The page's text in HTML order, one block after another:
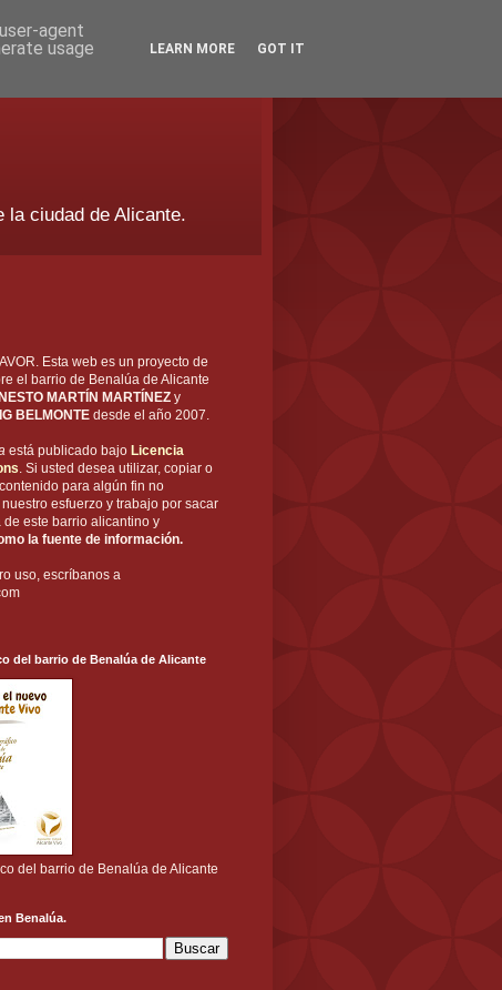
la ciudad de Alicante.
Esta web es un proyecto de
el barrio de Benalúa de Alicante
MARTÍN MARTÍNEZ y
BELMONTE desde el año 2007.
está publicado bajo Licencia
. Si usted desea utilizar, copiar o
para algún fin no
esfuerzo y trabajo por sacar
este barrio alicantino y
la fuente de información.
uso, escríbanos a
del barrio de Benalúa de Alicante
del barrio de Benalúa de Alicante
Benalúa.
agent
usage
LEARN MORE GOT IT